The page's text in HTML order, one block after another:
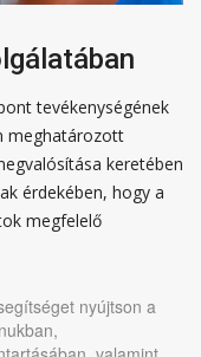
tevékenységének
meghatározott
keretében
érdekében, hogy a
megfelelő
nyújtson a